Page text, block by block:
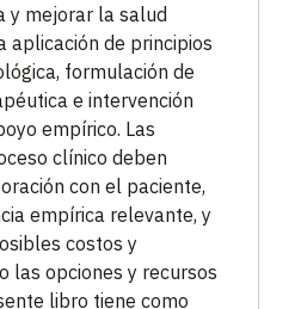
y mejorar la salud
aplicación de principios
formulación de
e intervención
empírico. Las
clínico deben
con el paciente,
empírica relevante, y
costos y
las opciones y recursos
libro tiene como